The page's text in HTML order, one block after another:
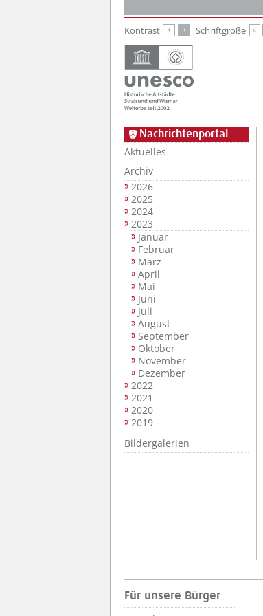
Kontrast K K Schriftgröße K
Nachrichtenportal
Aktuelles
Archiv
2026
2025
2024
2023
Januar
Februar
März
April
Mai
Juni
Juli
August
September
Oktober
November
Dezember
2022
2021
2020
2019
Bildergalerien
Für unsere Bürger